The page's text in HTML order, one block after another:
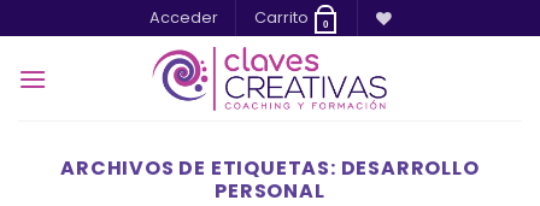
al
contenido
Acceder Carrito 0
ARCHIVOS DE ETIQUETAS: DESARROLLO
PERSONAL